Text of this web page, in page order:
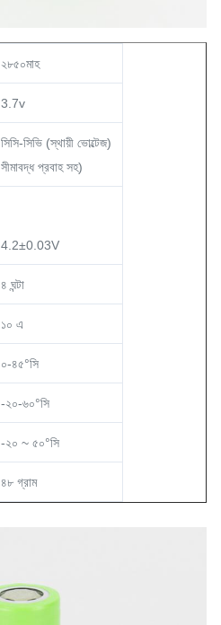
২৮৫০মাহ
3.7v
সিসি-সিভি (স্থায়ী ভোল্টেজ)
সীমাবদ্ধ প্রবাহ সহ)
4.2±0.03V
৪ ঘন্টা
১০ এ
০-৪৫°সি
-২০-৬০°সি
-২০ ~ ৫০°সি
৪৮ গ্রাম